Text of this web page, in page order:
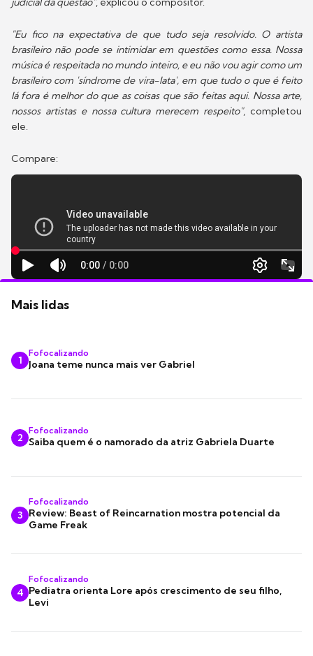
"Eu fico na expectativa de que tudo seja resolvido. O artista
brasileiro não pode se intimidar em questões como essa. Nossa
música é respeitada no mundo inteiro, e eu não vou agir como um
brasileiro com 'síndrome de vira-lata', em que tudo o que é feito
lá fora é melhor do que as coisas que são feitas aqui. Nossa arte,
nossos artistas e nossa cultura merecem respeito", completou
ele.
Compare:
Mais lidas
1
Fofocalizando
Joana teme nunca mais ver Gabriel
2
Fofocalizando
Saiba quem é o namorado da atriz Gabriela Duarte
3
Fofocalizando
Review: Beast of Reincarnation mostra potencial da
Game Freak
4
Fofocalizando
Pediatra orienta Lore após crescimento de seu filho,
Levi